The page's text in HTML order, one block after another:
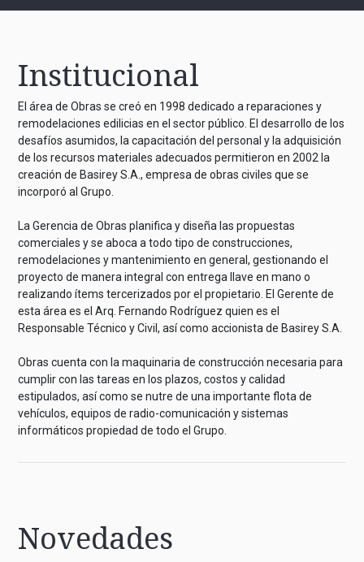
Institucional
El área de Obras se creó en 1998 dedicado a reparaciones y
remodelaciones edilicias en el sector público. El desarrollo de los
desafíos asumidos, la capacitación del personal y la adquisición
de los recursos materiales adecuados permitieron en 2002 la
creación de Basirey S.A., empresa de obras civiles que se
incorporó al Grupo.
La Gerencia de Obras planifica y diseña las propuestas
comerciales y se aboca a todo tipo de construcciones,
remodelaciones y mantenimiento en general, gestionando el
proyecto de manera integral con entrega llave en mano o
realizando ítems tercerizados por el propietario. El Gerente de
esta área es el Arq. Fernando Rodríguez quien es el
Responsable Técnico y Civil, así como accionista de Basirey S.A.
Obras cuenta con la maquinaria de construcción necesaria para
cumplir con las tareas en los plazos, costos y calidad
estipulados, así como se nutre de una importante flota de
vehículos, equipos de radio-comunicación y sistemas
informáticos propiedad de todo el Grupo.
Novedades